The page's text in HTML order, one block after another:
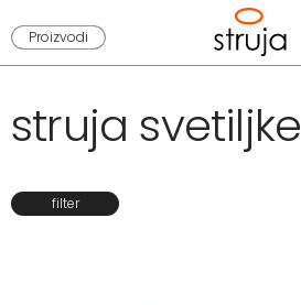
Proizvodi
struja svetiljke
filter